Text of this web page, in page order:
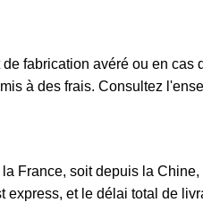
fabrication avéré ou en cas
à des frais. Consultez
France, soit depuis la
et le délai total de